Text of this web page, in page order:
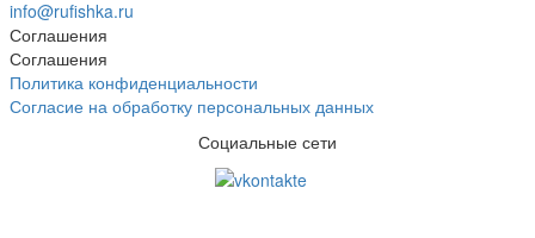
info@rufishka.ru
Соглашения
Соглашения
Политика конфиденциальности
Согласие на обработку персональных данных
Социальные сети